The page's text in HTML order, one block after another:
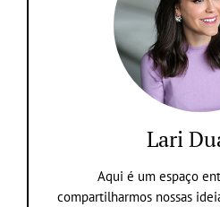
Lari
Aqui é um espaço
compartilharmos nossas